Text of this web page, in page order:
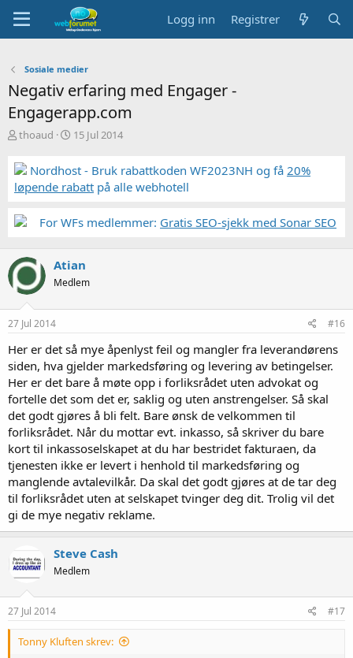
Logg inn Registrer
Sosiale medier
Negativ erfaring med Engager -
Engagerapp.com
T
å
d
s
a
e
r
thoaud
S
r
t
a
15 Jul 2014
Nordhost - Bruk rabattkoden WF2023NH og få 20%
løpende rabatt på alle webhotell
For WFs medlemmer: Gratis SEO-sjekk med Sonar SEO
Atian
Medlem
27 Jul 2014 #16
Her er det så mye åpenlyst feil og mangler fra leverandørens
siden, hva gjelder markedsføring og levering av betingelser.
Her er det bare å møte opp i forliksrådet uten advokat og
fortelle det som det er, saklig og uten anstrengelser. Så skal
det godt gjøres å bli felt. Bare ønsk de velkommen til
forliksrådet. Når du mottar evt. inkasso, så skriver du bare
kort til inkassoselskapet at du har bestridet fakturaen, da
tjenesten ikke er levert i henhold til markedsføring og
manglende avtalevilkår. Da skal det godt gjøres at de tar deg
til forliksrådet uten at selskapet tvinger deg dit. Trolig vil det
gi de mye negativ reklame.
Steve Cash
Medlem
27 Jul 2014 #17
Tonny Kluften skrev: